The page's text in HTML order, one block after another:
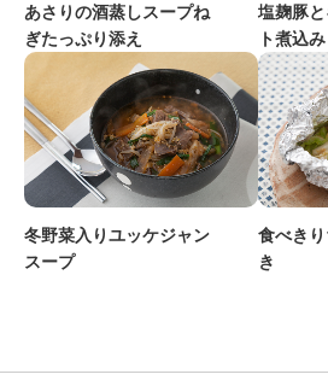
あさりの酒蒸しスープね
ぎたっぷり添え
塩麹豚
ト煮込み
冬野菜入りユッケジャン
スープ
食べき
き